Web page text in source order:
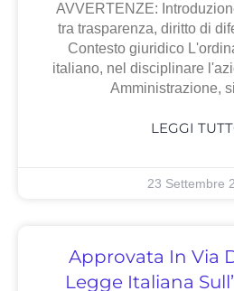
AVVERTENZE:
tra trasparenza, diritto di
Contesto giuridico
italiano, nel disciplinare
Amministrazione,
LEGGI
23 Settembre
Approvata In Via
Legge Italiana